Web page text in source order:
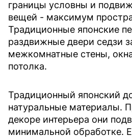
границы условны и
вещей - максимум
Традиционные японские
раздвижные двери седзи
межкомнатные стены,
потолка.
Традиционный японский
натуральные материалы.
декоре интерьера они
минимальной обработке.